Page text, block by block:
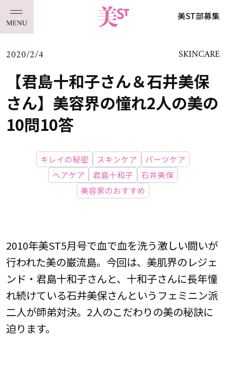
美ST部募集
2020/2/4 SKINCARE
【君島十和子さん＆石井美保
さん】美容界の憧れ2人の美の
10問10答
キレイの秘密 スキンケア
パーツケア
ヘアケア
君島十和子
石井美保
美容家のおすすめ
2010年美ST5月号で血で血を洗う激しい闘いが
行われた美の巌流島。今回は、美肌界のレジェ
ンド・君島十和子さんと、十和子さんに長年憧
れ続けている石井美保さんというフェミニン派
二人が師弟対決。2人のこだわりの美の秘訣に
迫ります。